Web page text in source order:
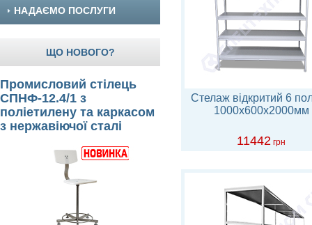
НАДАЄМО ПОСЛУГИ
ЩО НОВОГО?
Промисловий стілець
СПНФ-12.4/1 з
поліетилену та каркасом
з нержавіючої сталі
Стелаж відкритий 6
1000х600х2000мм
11442 грн